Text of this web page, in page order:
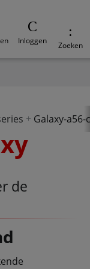
Inloggen Zoeken
Galaxy-
de